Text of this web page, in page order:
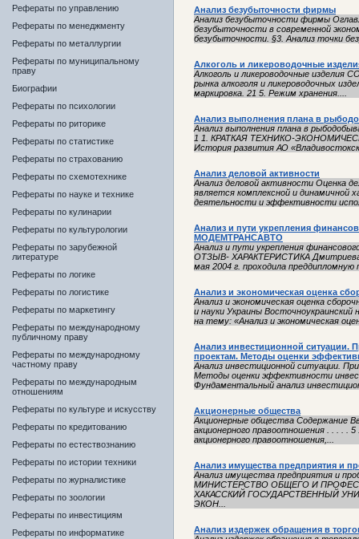
Рефераты по управлению
Рефераты по менеджменту
Рефераты по металлургии
Рефераты по муниципальному
праву
Биографии
Рефераты по психологии
Рефераты по риторике
Рефераты по статистике
Рефераты по страхованию
Рефераты по схемотехнике
Рефераты по науке и технике
Рефераты по кулинарии
Рефераты по культурологии
Рефераты по зарубежной
литературе
Рефераты по логике
Рефераты по логистике
Рефераты по маркетингу
Рефераты по международному
публичному праву
Рефераты по международному
частному праву
Рефераты по международным
отношениям
Рефераты по культуре и искусству
Рефераты по кредитованию
Рефераты по естествознанию
Рефераты по истории техники
Рефераты по журналистике
Рефераты по зоологии
Рефераты по инвестициям
Рефераты по информатике
Анализ безубыточности фирмы
Анализ безубыточности фирмы
безубыточности в современной
безубыточности. §3. Анализ точки
Алкоголь и ликероводочные
Алкоголь и ликероводочные
рынка алкоголя и ликероводочных
маркировка. 21 5. Режим хранения....
Анализ выполнения плана в
Анализ выполнения плана в
1 1. КРАТКАЯ ТЕХНИКО-
История развития АО
Анализ деловой активности
Анализ деловой активности Оценка
является комплексной и динамичной
деятельности и эффективности
Анализ и пути укрепления
МОДЕМТРАНСАВТО
Анализ и пути укрепления
ОТЗЫВ- ХАРАКТЕРИСТИКА Дмитриева
мая 2004 г. проходила преддипломную
Анализ и экономическая оценка
Анализ и экономическая оценка
и науки Украины
на тему: «Анализ и экономическая
Анализ инвестиционной ситуации.
проектам. Методы оценки
Анализ инвестиционной ситуации.
Методы оценки эффективности
Фундаментальный анализ
Акционерные общества
Акционерные общества Содержание
акционерного правоотношения . . . . .
акционерного правоотношения,...
Анализ имущества предприятия и
Анализ имущества предприятия и
МИНИСТЕРСТВО ОБЩЕГО И
ХАКАССКИЙ ГОСУДАРСТВЕННЫЙ
ЭКОН...
Анализ издержек обращения в